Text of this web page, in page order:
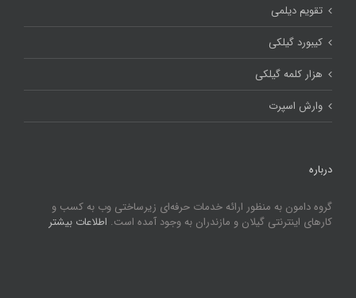
تقویم دیلمی
کیبورد گیلکی
هزار کلمه گیلکی
وارش اسپرت
درباره
گروه دامون به منظور ارائه خدمات حرفه‌ای زیرساختی وب به کسب و
کارهای اینترنتی گیلان و مازندران به وجود آمده است. اطلاعات بیشتر